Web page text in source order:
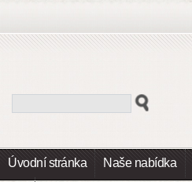
Úvodní stránka Naše nabídka